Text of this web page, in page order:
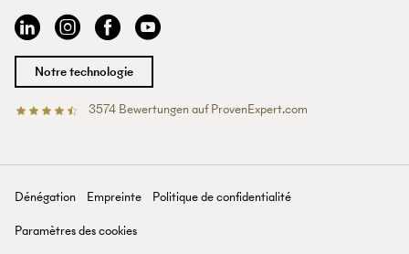
Emplois
Sites
Médias
Estimation de bien
Guide de l'immobilier
Devenir agent immobilier
Argovie
Bâle
Coire
Lausanne
Lucerne
Saint-Gall
Lac de Zurich
Notre technologie
3574Bewertungen auf ProvenExpert.com
Dénégation Empreinte
Politique de confidentialité
Paramètres des cookies